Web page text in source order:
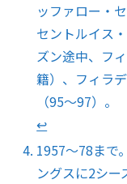
ッファロー・
セントルイス
ズン途中、フ
籍）、フィラ
（95〜97）。
↩︎
1957〜78まで
ングスに2シー